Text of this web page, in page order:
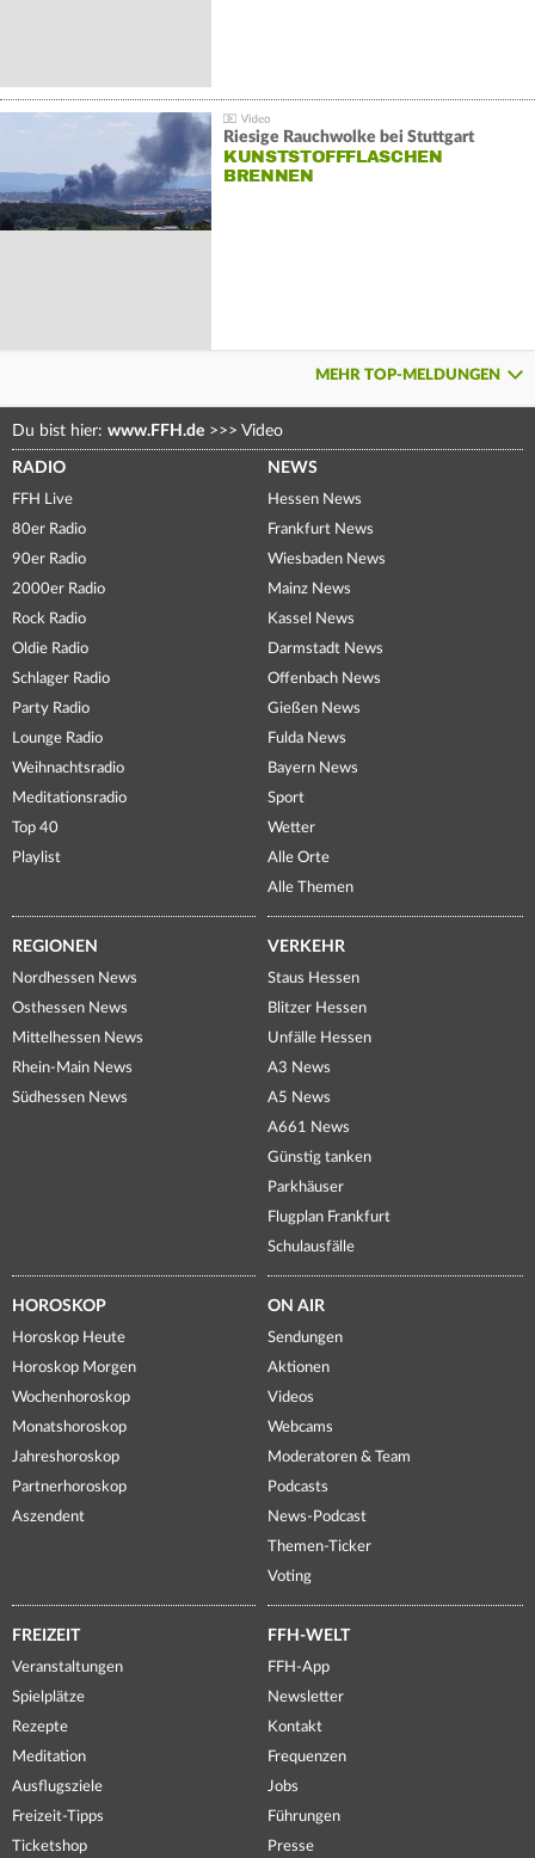
Riesige Rauchwolke bei Stuttgart
KUNSTSTOFFFLASCHEN
BRENNEN
MEHR TOP-MELDUNGEN
Du bist hier: www.FFH.de >>> Video
RADIO
FFH Live
80er Radio
90er Radio
2000er Radio
Rock Radio
Oldie Radio
Schlager Radio
Party Radio
Lounge Radio
Weihnachtsradio
Meditationsradio
Top 40
Playlist
NEWS
Hessen News
Frankfurt News
Wiesbaden News
Mainz News
Kassel News
Darmstadt News
Offenbach News
Gießen News
Fulda News
Bayern News
Sport
Wetter
Alle Orte
Alle Themen
REGIONEN
Nordhessen News
Osthessen News
Mittelhessen News
Rhein-Main News
Südhessen News
VERKEHR
Staus Hessen
Blitzer Hessen
Unfälle Hessen
A3 News
A5 News
A661 News
Günstig tanken
Parkhäuser
Flugplan Frankfurt
Schulausfälle
HOROSKOP
Horoskop Heute
Horoskop Morgen
Wochenhoroskop
Monatshoroskop
Jahreshoroskop
Partnerhoroskop
Aszendent
ON AIR
Sendungen
Aktionen
Videos
Webcams
Moderatoren & Team
Podcasts
News-Podcast
Themen-Ticker
Voting
FREIZEIT
Veranstaltungen
Spielplätze
Rezepte
Meditation
Ausflugsziele
Freizeit-Tipps
Ticketshop
FFH-WELT
FFH-App
Newsletter
Kontakt
Frequenzen
Jobs
Führungen
Presse